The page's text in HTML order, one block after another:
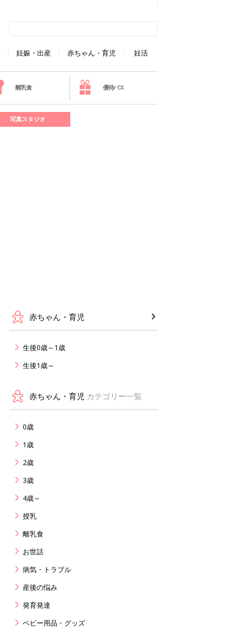
妊娠・出産 赤ちゃん・育児 妊活
離乳食 優待パス
写真スタジオ
赤ちゃん・育児
生後0歳～1歳
生後1歳～
赤ちゃん・育児 カテゴリー一覧
0歳
1歳
2歳
3歳
4歳～
授乳
離乳食
お世話
病気・トラブル
産後の悩み
発育発達
ベビー用品・グッズ